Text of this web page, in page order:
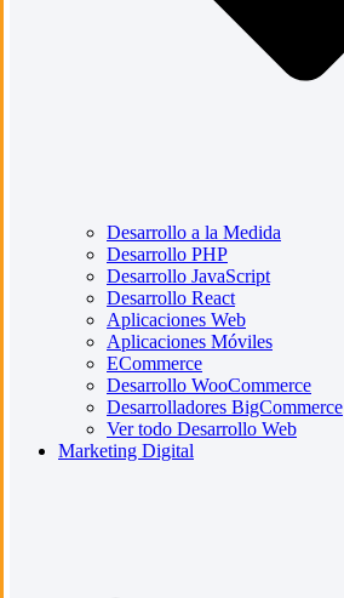
Desarrollo a la Medida
Desarrollo PHP
Desarrollo JavaScript
Desarrollo React
Aplicaciones Web
Aplicaciones Móviles
ECommerce
Desarrollo WooCommerce
Desarrolladores BigCommerce
Ver todo Desarrollo Web
Marketing Digital